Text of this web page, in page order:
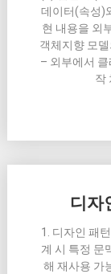
데이터(속성)
현 내용을 외
객체지향 모
– 외부에서
작
디자
1. 디자인 패
계 시 특정 문
해 재사용 가